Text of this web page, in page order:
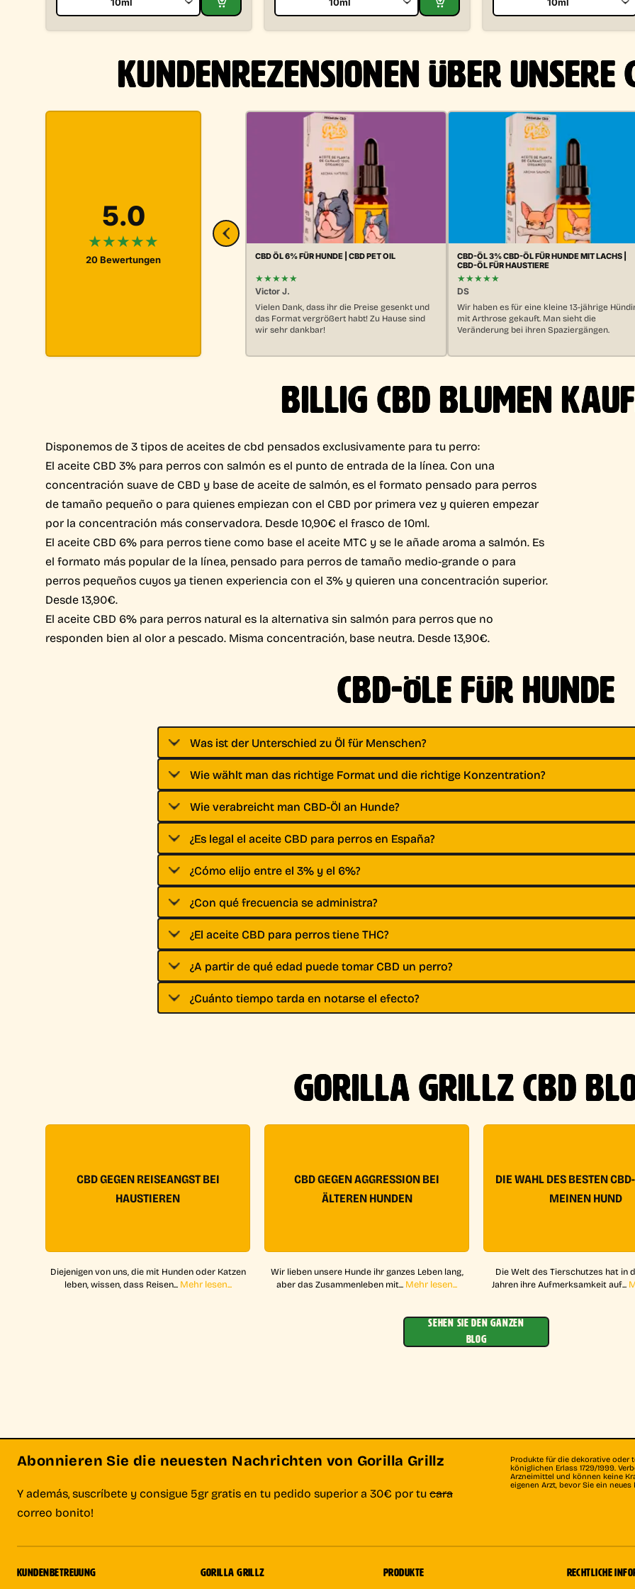
KUNDENREZENSIONEN ÜBER UNSERE
5.0
★★★★★
20 Bewertungen CBD ÖL 6% FÜR HUNDE | CBD PET OIL
★★★★★
Victor J.
Vielen Dank, dass ihr die Preise gesenkt und
das Format vergrößert habt! Zu Hause sind
wir sehr dankbar!
CBD-ÖL 3% CBD-ÖL FÜR HUNDE MIT LACHS |
CBD-ÖL FÜR HAUSTIERE
★★★★★
DS
Wir haben es für eine kleine 13-jährige
mit Arthrose gekauft. Man sieht die
Veränderung bei ihren Spaziergängen.
BILLIG CBD BLUMEN
Disponemos de 3 tipos de aceites de cbd pensados exclusivamente para tu perro:
El aceite CBD 3% para perros con salmón es el punto de entrada de la línea. Con una
concentración suave de CBD y base de aceite de salmón, es el formato pensado para perros
de tamaño pequeño o para quienes empiezan con el CBD por primera vez y quieren empezar
por la concentración más conservadora. Desde 10,90€ el frasco de 10ml.
El aceite CBD 6% para perros tiene como base el aceite MTC y se le añade aroma a salmón. Es
el formato más popular de la línea, pensado para perros de tamaño medio-grande o para
perros pequeños cuyos ya tienen experiencia con el 3% y quieren una concentración superior.
Desde 13,90€.
El aceite CBD 6% para perros natural es la alternativa sin salmón para perros que no
responden bien al olor a pescado. Misma concentración, base neutra. Desde 13,90€.
CBD-ÖLE FÜR HUNDE
Was ist der Unterschied zu Öl für Menschen?
Wie wählt man das richtige Format und die richtige Konzentration?
Wie verabreicht man CBD-Öl an Hunde?
¿Es legal el aceite CBD para perros en España?
¿Cómo elijo entre el 3% y el 6%?
¿Con qué frecuencia se administra?
¿El aceite CBD para perros tiene THC?
¿A partir de qué edad puede tomar CBD un perro?
¿Cuánto tiempo tarda en notarse el efecto?
GORILLA GRILLZ CBD
CBD GEGEN REISEANGST BEI
HAUSTIEREN
Diejenigen von uns, die mit Hunden oder Katzen
leben, wissen, dass Reisen... Mehr lesen...
CBD GEGEN AGGRESSION BEI
ÄLTEREN HUNDEN
Wir lieben unsere Hunde ihr ganzes Leben lang,
aber das Zusammenleben mit... Mehr lesen...
DIE WAHL DES BESTEN
MEINEN HUND
Die Welt des Tierschutzes hat in
Jahren ihre Aufmerksamkeit auf...
SEHEN SIE DEN GANZEN
BLOG
Abonnieren Sie die neuesten Nachrichten von Gorilla Grillz
Y además, suscríbete y consigue 5gr gratis en tu pedido superior a 30€ por tucara
correo bonito!
Produkte für die dekorative oder
königlichen Erlass 1729/1999.
Arzneimittel und können keine
eigenen Arzt, bevor Sie ein
KUNDENBETREUUNG GORILLA GRILLZ PRODUKTE RECHTLICHE